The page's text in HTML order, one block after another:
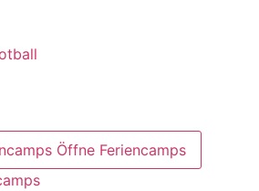
Öffne Feriencamps